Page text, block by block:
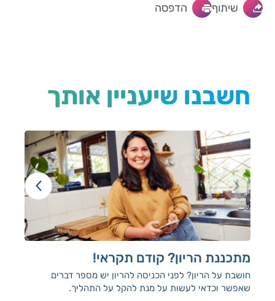
שיתוף הדפסה
חשבנו שיעניין אותך
מתכננת הריון? קודם תקראי!
חושבת על הריון? לפני הכניסה להריון יש מספר דברים
שאפשר וכדאי לעשות על מנת להקל על התהליך.